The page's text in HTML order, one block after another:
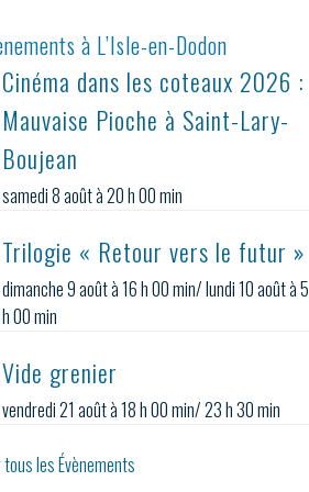
à L’Isle-en-Dodon
Cinéma dans les coteaux 2026 :
Mauvaise Pioche à Saint-Lary-
Boujean
samedi 8 août à 20 h 00 min
Trilogie « Retour vers le futur »
dimanche 9 août à 16 h 00 min/lundi 10 août à 5
h 00 min
Vide grenier
vendredi 21 août à 18 h 00 min/23 h 30 min
les Évènements